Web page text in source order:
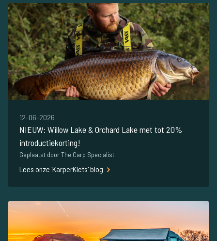
12-06-2026
NIEUW: Willow Lake & Orchard Lake met tot 20%
introductiekorting!
Geplaatst door The Carp Specialist
Lees onze 'KarperKlets' blog